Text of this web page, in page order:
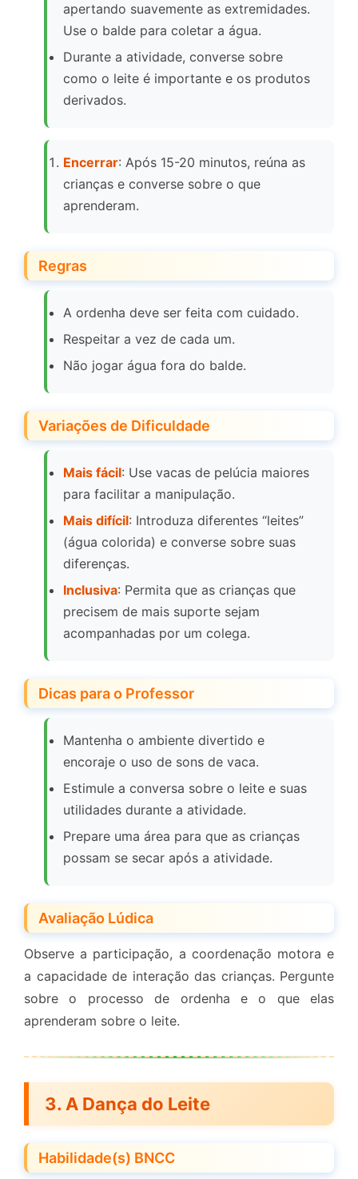
apertando suavemente as extremidades.
Use o balde para coletar a água.
Durante a atividade, converse sobre
como o leite é importante e os produtos
derivados.
Encerrar: Após 15-20 minutos, reúna as
crianças e converse sobre o que
aprenderam.
Regras
A ordenha deve ser feita com cuidado.
Respeitar a vez de cada um.
Não jogar água fora do balde.
Variações de Dificuldade
Mais fácil: Use vacas de pelúcia maiores
para facilitar a manipulação.
Mais difícil: Introduza diferentes “leites”
(água colorida) e converse sobre suas
diferenças.
Inclusiva: Permita que as crianças que
precisem de mais suporte sejam
acompanhadas por um colega.
Dicas para o Professor
Mantenha o ambiente divertido e
encoraje o uso de sons de vaca.
Estimule a conversa sobre o leite e suas
utilidades durante a atividade.
Prepare uma área para que as crianças
possam se secar após a atividade.
Avaliação Lúdica
Observe a participação, a coordenação motora e
a capacidade de interação das crianças. Pergunte
sobre o processo de ordenha e o que elas
aprenderam sobre o leite.
3. A Dança do Leite
Habilidade(s) BNCC